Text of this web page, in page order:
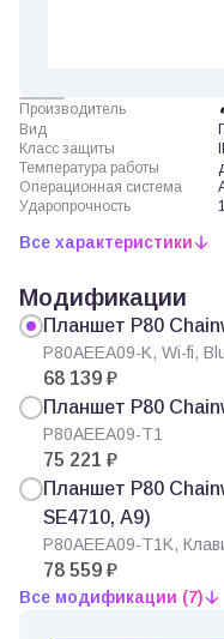
Производитель
Вид
Класс защиты
Температура работы
Операционная система
Ударопрочность
Все характеристики
Модификации
Планшет P80
P80AEEA09-K, Wi-fi,
68 139 ₽
Планшет P80
P80AEEA09-T1
75 221 ₽
Планшет P80
SE4710, A9)
P80AEEA09-T1K,
78 559 ₽
Все модификации (7)